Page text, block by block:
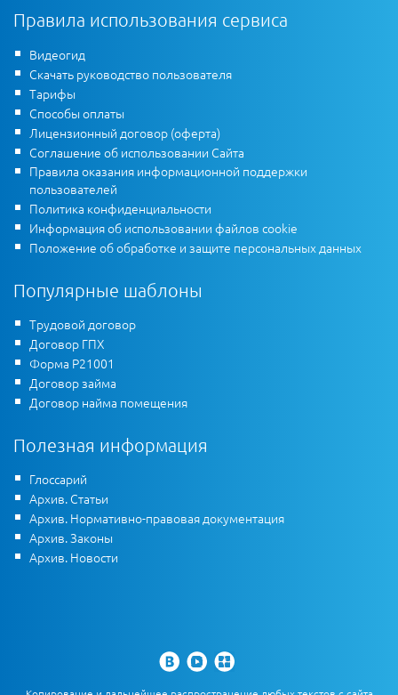
Правила использования сервиса
Видеогид
Скачать руководство пользователя
Тарифы
Способы оплаты
Лицензионный договор (оферта)
Соглашение об использовании Сайта
Правила оказания информационной поддержки
пользователей
Политика конфиденциальности
Информация об использовании файлов cookie
Положение об обработке и защите персональных данных
Популярные шаблоны
Трудовой договор
Договор ГПХ
Форма Р21001
Договор займа
Договор найма помещения
Полезная информация
Глоссарий
Архив. Статьи
Архив. Нормативно-правовая документация
Архив. Законы
Архив. Новости